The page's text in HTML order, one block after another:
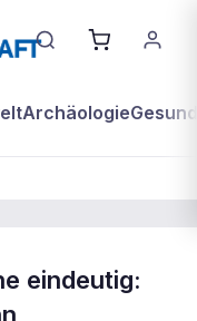
Archäologie
eindeutig: